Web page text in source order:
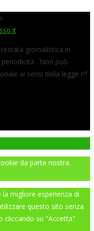
giornalistica in
. Non può
ai sensi della legge n°
da parte nostra.
migliore esperienza di
questo sito senza
cliccando su "Accetta"